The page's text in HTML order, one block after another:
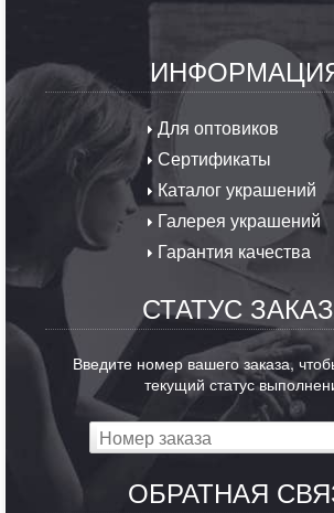
Для оптовиков
Сертификаты
Каталог украшений
Галерея украшений
Гарантия качества
СТАТУС
Введите номер вашего заказа,
текущий статус
ОБРАТНАЯ